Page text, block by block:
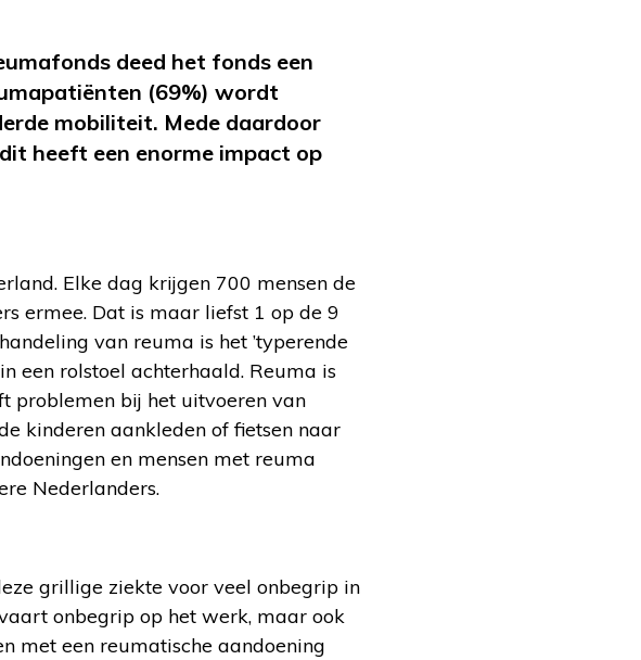
deed het fonds een
(69%) wordt
mobiliteit. Mede daardoor
heeft een enorme impact op
Elke dag krijgen 700 mensen de
ermee. Dat is maar liefst 1 op de 9
van reuma is het ’typerende
een rolstoel achterhaald. Reuma is
problemen bij het uitvoeren van
kinderen aankleden of fietsen naar
en mensen met reuma
Nederlanders.
grillige ziekte voor veel onbegrip in
onbegrip op het werk, maar ook
met een reumatische aandoening